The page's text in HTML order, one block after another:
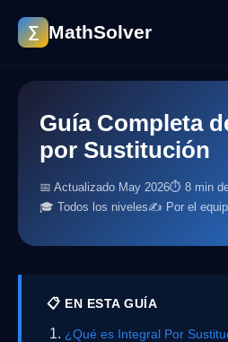
∑ MathSolver
Guía Completa
por Sustitución
📅 Actualizado May 2026⏱ 8 min
🎓 Todos los niveles✍️ Por el
📋 EN ESTA GUÍA
¿Qué es Integral Por